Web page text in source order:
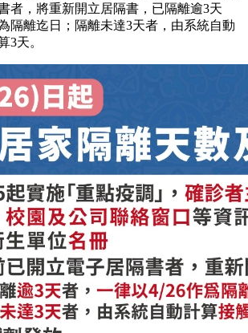
者，將重新開立居隔書，已隔離逾3天
隔離迄日；隔離未達3天者，由系統自動
3天。